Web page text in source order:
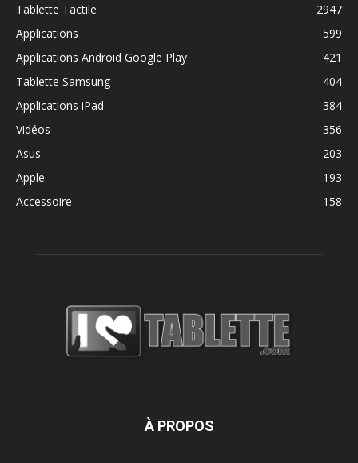
Tablette Tactile
2947
Applications
599
Applications Android Google Play
421
Tablette Samsung
404
Applications iPad
384
Vidéos
356
Asus
203
Apple
193
Accessoire
158
À PROPOS